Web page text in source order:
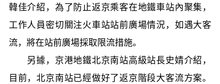
韓佳介紹，為了防止返京乘客在地鐵車站內聚集，
工作人員密切關注火車站站前廣場情況，如遇大客
流，將在站前廣場採取限流措施。
另據，京港地鐵北京南站高級站長史婧介紹，
目前，北京南站已經做好了返京階段大客流方案。